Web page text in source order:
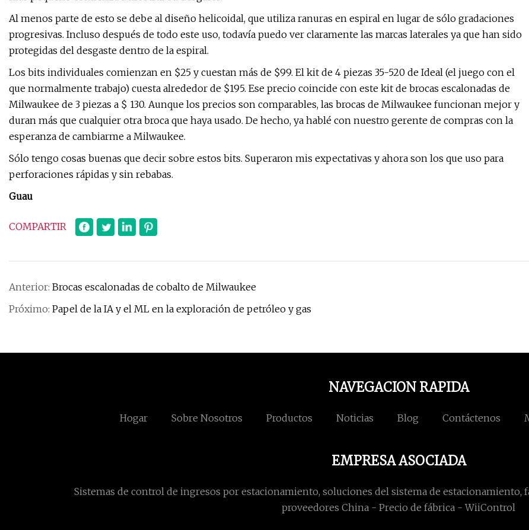
Al menos parte de esto se debe al diseño helicoidal, que utiliza ranuras en espiral en lugar de sólo gradaciones
progresivas. Incluso después de todo este uso, todavía puedo ver claramente las marcas laterales ya que han sido
protegidas del desgaste dentro de la espiral.
Los bits individuales comienzan en $25 y cuestan más de $99. El kit de 4 piezas 35-520 de Ideal (el juego con el
que normalmente trabajo) cuesta alrededor de $195. Ese precio coincide con este kit de brocas escalonadas de
Milwaukee de 3 piezas a $ 130. Aunque los precios son comparables, las brocas de Milwaukee funcionan mejor y
duran más que cualquier otra broca que haya usado. De hecho, ya hablé con nuestro gerente de compras con la
esperanza de cambiarme a Milwaukee.
Sólo tengo cosas buenas que decir sobre estos bits. Superaron mis expectativas y ahora son los que uso para
perforaciones rápidas y sin rebabas.
Guau
COMPARTIR
Anterior: Brocas escalonadas de cobalto de Milwaukee
Próximo: Papel de la IA y el ML en la exploración de petróleo y gas
NAVEGACION RAPIDA
Hogar Sobre Nosotros Productos Noticias Blog Contáctenos
EMPRESA ASOCIADA
Sistemas de control de ingresos por estacionamiento, soluciones del sistema de estacionamiento,
proveedores China - Precio de fábrica - WiiControl